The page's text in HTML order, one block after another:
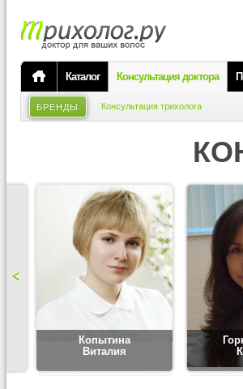
Каталог Консультация доктора
БРЕНДЫ Консультация трихолога
Копытина
Виталия